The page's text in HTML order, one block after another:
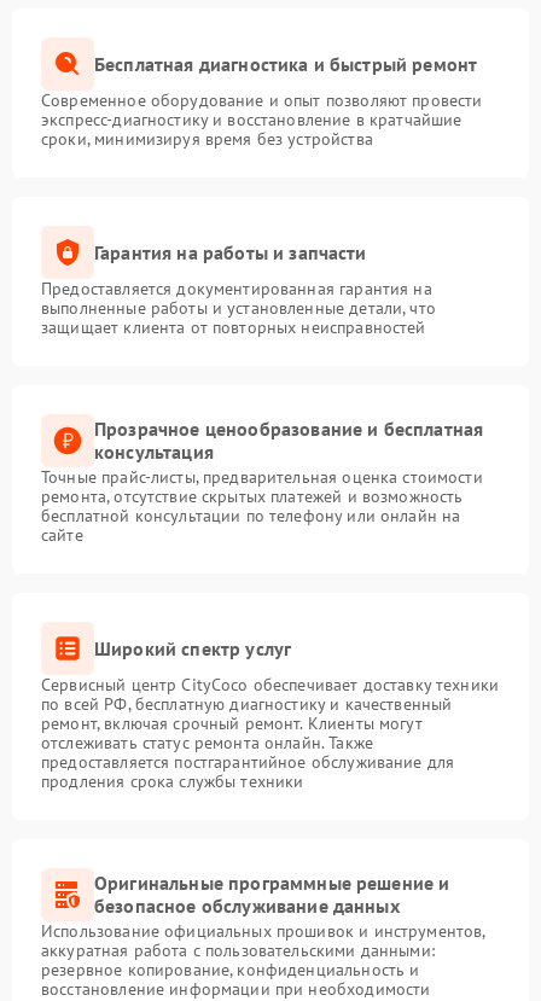
Бесплатная диагностика и быстрый ремонт
Современное оборудование и опыт позволяют провести
экспресс-диагностику и восстановление в кратчайшие
сроки, минимизируя время без устройства
Гарантия на работы и запчасти
Предоставляется документированная гарантия на
выполненные работы и установленные детали, что
защищает клиента от повторных неисправностей
Прозрачное ценообразование и бесплатная
консультация
Точные прайс-листы, предварительная оценка стоимости
ремонта, отсутствие скрытых платежей и возможность
бесплатной консультации по телефону или онлайн на
сайте
Широкий спектр услуг
Сервисный центр CityCoco обеспечивает доставку техники
по всей РФ, бесплатную диагностику и качественный
ремонт, включая срочный ремонт. Клиенты могут
отслеживать статус ремонта онлайн. Также
предоставляется постгарантийное обслуживание для
продления срока службы техники
Оригинальные программные решение и
безопасное обслуживание данных
Использование официальных прошивок и инструментов,
аккуратная работа с пользовательскими данными:
резервное копирование, конфиденциальность и
восстановление информации при необходимости